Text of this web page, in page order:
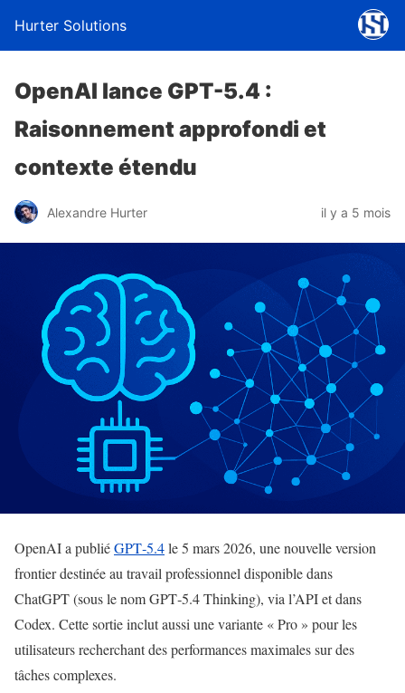
Hurter Solutions
OpenAI lance GPT-5.4 :
Raisonnement approfondi et
contexte étendu
Alexandre Hurter il y a 5 mois
OpenAI a publiéGPT‑5.4le 5 mars 2026, une nouvelle version
frontier destinée au travail professionnel disponible dans
ChatGPT (sous le nom GPT‑5.4 Thinking), via l’API et dans
Codex. Cette sortie inclut aussi une variante « Pro » pour les
utilisateurs recherchant des performances maximales sur des
tâches complexes.